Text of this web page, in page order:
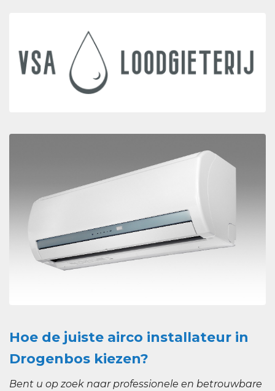
Hoe de juiste airco installateur in
Drogenbos kiezen?
Bent u op zoek naar professionele en betrouwbare